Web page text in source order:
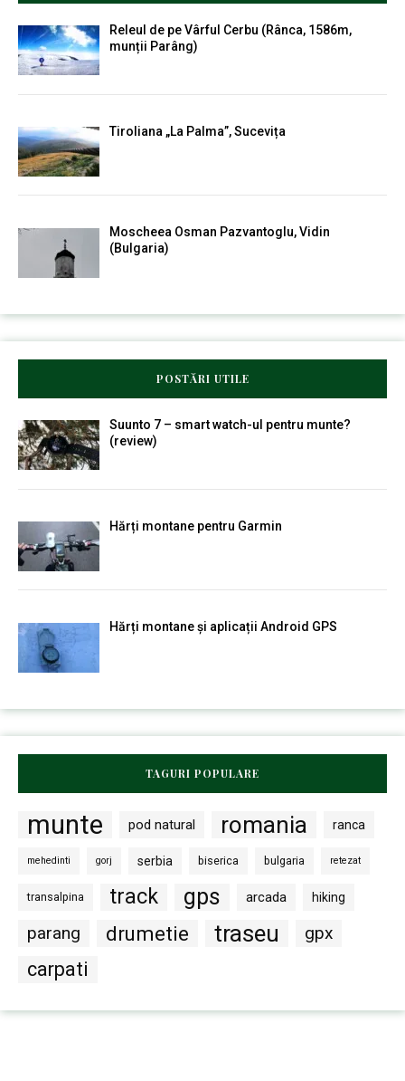
Releul de pe Vârful Cerbu (Rânca, 1586m,
munții Parâng)
Tiroliana „La Palma”, Sucevița
Moscheea Osman Pazvantoglu, Vidin
(Bulgaria)
POSTĂRI UTILE
Suunto 7 – smart watch-ul pentru munte?
(review)
Hărți montane pentru Garmin
Hărți montane și aplicații Android GPS
TAGURI POPULARE
munte pod natural romania ranca
mehedinti gorj serbia biserica bulgaria retezat
transalpina track gps arcada hiking
parang drumetie traseu gpx
carpati